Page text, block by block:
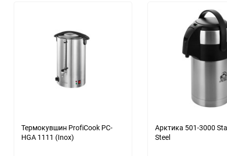
Новый год
Бытовая химия
Кронштейны
Видеонаблюдение
Аккумуляторные батарейки
Стройматериалы
Строительный
инструмент
Сварочное оборудование
Кабели для AV-аппаратуры
Информационные панели
Звуковые панели и колонки
Домашние кинотеатры
Термокувшин ProfiCook PC-
HGA 1111 (Inox)
Арктика 501-3000
Steel